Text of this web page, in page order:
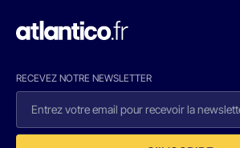
RECEVEZ NOTRE NEWSLETTER